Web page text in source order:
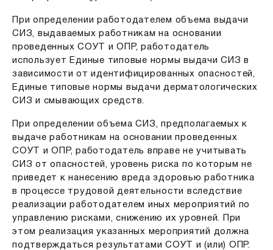
При определении работодателем объема выдачи
СИЗ, выдаваемых работникам на основании
проведенных СОУТ и ОПР, работодатель
использует Единые типовые нормы выдачи СИЗ в
зависимости от идентифицированных опасностей,
Единые типовые нормы выдачи дерматологических
СИЗ и смывающих средств.
При определении объема СИЗ, предполагаемых к
выдаче работникам на основании проведенных
СОУТ и ОПР, работодатель вправе не учитывать
СИЗ от опасностей, уровень риска по которым не
приведет к нанесению вреда здоровью работника
в процессе трудовой деятельности вследствие
реализации работодателем иных мероприятий по
управлению рисками, снижению их уровней. При
этом реализация указанных мероприятий должна
подтверждаться результатами СОУТ и (или) ОПР.